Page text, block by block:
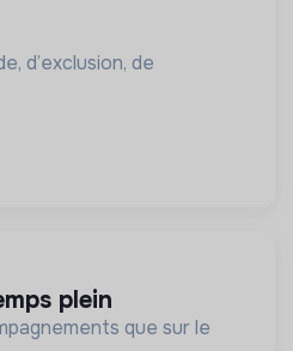
d’exclusion, de
plein
que sur le